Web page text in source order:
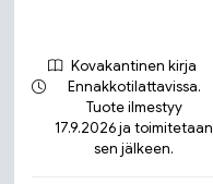
Kovakantinen kirja
Ennakkotilattavissa.
Tuote ilmestyy
17.9.2026 ja toimitetaan
sen jälkeen.